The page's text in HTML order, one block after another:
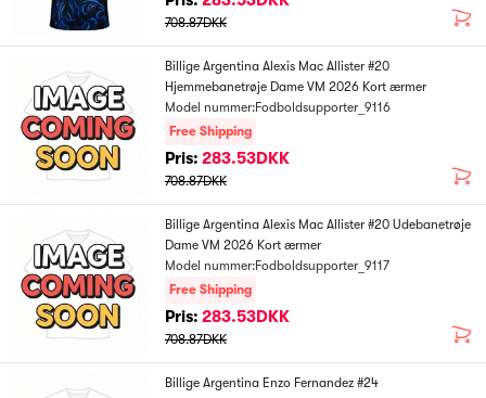
708.87DKK
Billige Argentina Alexis Mac Allister #20
Hjemmebanetrøje Dame VM 2026 Kort ærmer
Model nummer:Fodboldsupporter_9116
Free Shipping
Pris: 283.53DKK
708.87DKK
Billige Argentina Alexis Mac Allister #20 Udebanetrøje
Dame VM 2026 Kort ærmer
Model nummer:Fodboldsupporter_9117
Free Shipping
Pris: 283.53DKK
708.87DKK
Billige Argentina Enzo Fernandez #24